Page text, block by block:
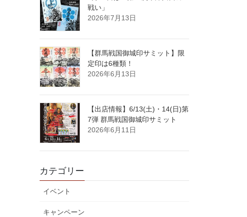
戦い」
2026年7月13日
【群馬戦国御城印サミット】限
定印は6種類！
2026年6月13日
【出店情報】6/13(土)・14(日)第
7弾 群馬戦国御城印サミット
2026年6月11日
カテゴリー
イベント
キャンペーン